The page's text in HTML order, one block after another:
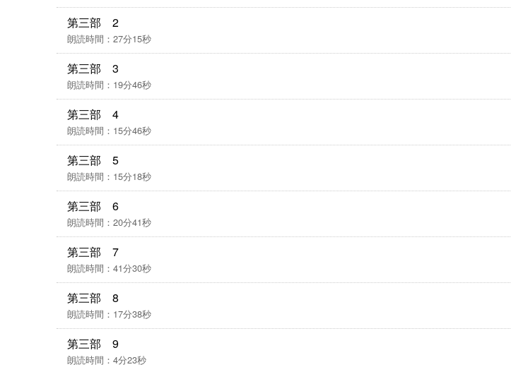
第三部 2
朗読時間：27分15秒
第三部 3
朗読時間：19分46秒
第三部 4
朗読時間：15分46秒
第三部 5
朗読時間：15分18秒
第三部 6
朗読時間：20分41秒
第三部 7
朗読時間：41分30秒
第三部 8
朗読時間：17分38秒
第三部 9
朗読時間：4分23秒